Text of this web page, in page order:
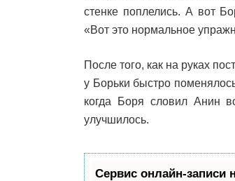
стенке поплелись. А вот
«Вот это нормальное
После того, как на руках
у Борьки быстро
когда Боря словил Анин
улучшилось.
Сервис онлайн-записи